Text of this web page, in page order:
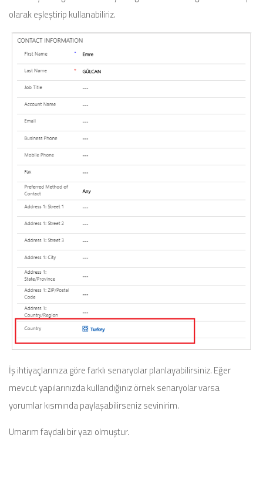
olarak eşleştirip kullanabiliriz.
İş ihtiyaçlarınıza göre farklı senaryolar planlayabilirsiniz. Eğer
mevcut yapılarınızda kullandığınız örnek senaryolar varsa
yorumlar kısmında paylaşabilirseniz sevinirim.
Umarım faydalı bir yazı olmuştur.